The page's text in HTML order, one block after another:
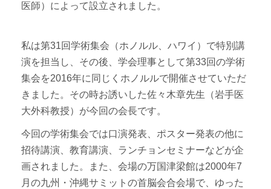
医師）によって設立されました。
私は第31回学術集会（ホノルル、ハワイ）で特別講
演を担当し、その後、学会理事として第33回の学術
集会を2016年に同じくホノルルで開催させていただ
きました。その時お誘いした佐々木章先生（岩手医
大外科教授）が今回の会長です。
今回の学術集会では口演発表、ポスター発表の他に
招待講演、教育講演、ランチョンセミナーなどが企
画されました。また、会場の万国津梁館は2000年7
月の九州・沖縄サミットの首脳会合会場で、ゆった